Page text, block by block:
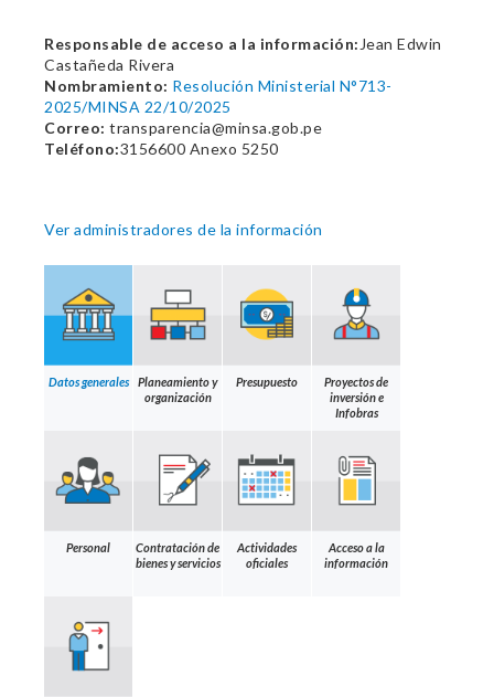
Responsable de acceso a la información: Jean Edwin
Castañeda Rivera
Nombramiento: Resolución Ministerial N°713-
2025/MINSA 22/10/2025
Correo: transparencia@minsa.gob.pe
Teléfono:3156600 Anexo 5250
Ver administradores de la información
Datos generales
Planeamiento y
organización
Presupuesto
Proyectos de
inversión e
Infobras
Personal
Contratación de
bienes y servicios
Actividades
oficiales
Acceso a la
información